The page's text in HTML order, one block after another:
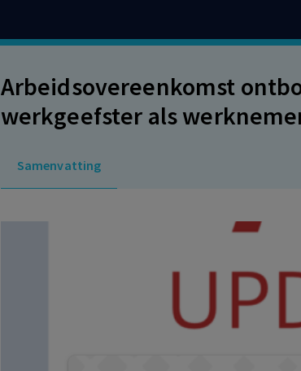
Arbeidsovereenkomst
werkgeefster als
Samenvatting